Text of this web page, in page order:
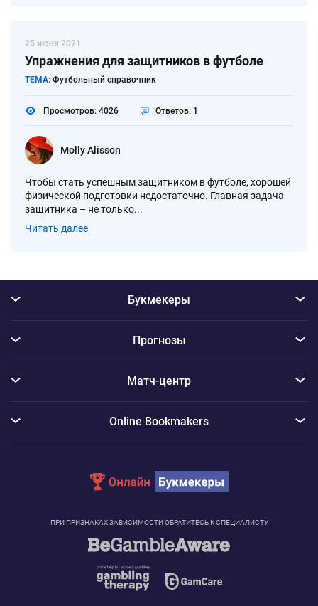
25 июня 2021
Упражнения для защитников в футболе
ТЕМА: Футбольный справочник
Просмотров: 4026 Ответов: 1
Molly Alisson
Чтобы стать успешным защитником в футболе, хорошей
физической подготовки недостаточно. Главная задача
защитника – не только...
Читать далее
ПРИ ПРИЗНАКАХ ЗАВИСИМОСТИ ОБРАТИТЕСЬ К СПЕЦИАЛИСТУ
Букмекеры
Прогнозы
Матч-центр
Online Bookmakers